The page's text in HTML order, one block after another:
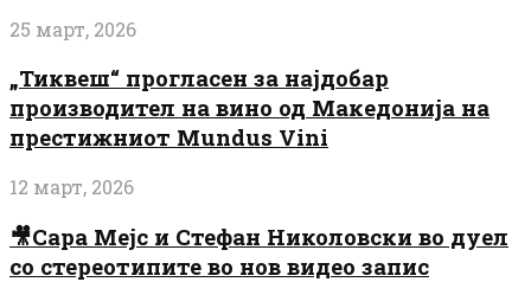
25 март, 2026
„Тиквеш“ прогласен за најдобар
производител на вино од Македонија на
престижниот Mundus Vini
12 март, 2026
🎥Сара Мејс и Стефан Николовски во дуел
со стереотипите во нов видео запис